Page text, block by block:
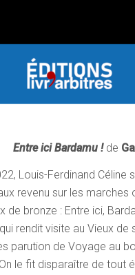
Entre ici Bardamu !de
Louis-Ferdinand Céline
revenu sur les marches
bronze : Entre ici,
rendit visite au Vieux
parution de Voyage au
le fit disparaître de tout